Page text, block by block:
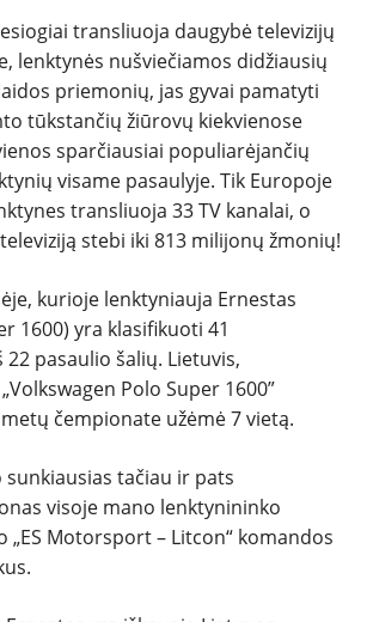
transliuoja daugybė televizijų
lenktynės nušviečiamos didžiausių
priemonių, jas gyvai pamatyti
tūkstančių žiūrovų kiekvienose
sparčiausiai populiarėjančių
visame pasaulyje. Tik Europoje
transliuoja 33 TV kanalai, o
stebi iki 813 milijonų žmonių!
kurioje lenktyniauja Ernestas
1600) yra klasifikuoti 41
pasaulio šalių. Lietuvis,
Polo Super 1600”
čempionate užėmė 7 vietą.
tačiau ir pats
visoje mano lenktynininko
„ES Motorsport – Litcon“ komandos